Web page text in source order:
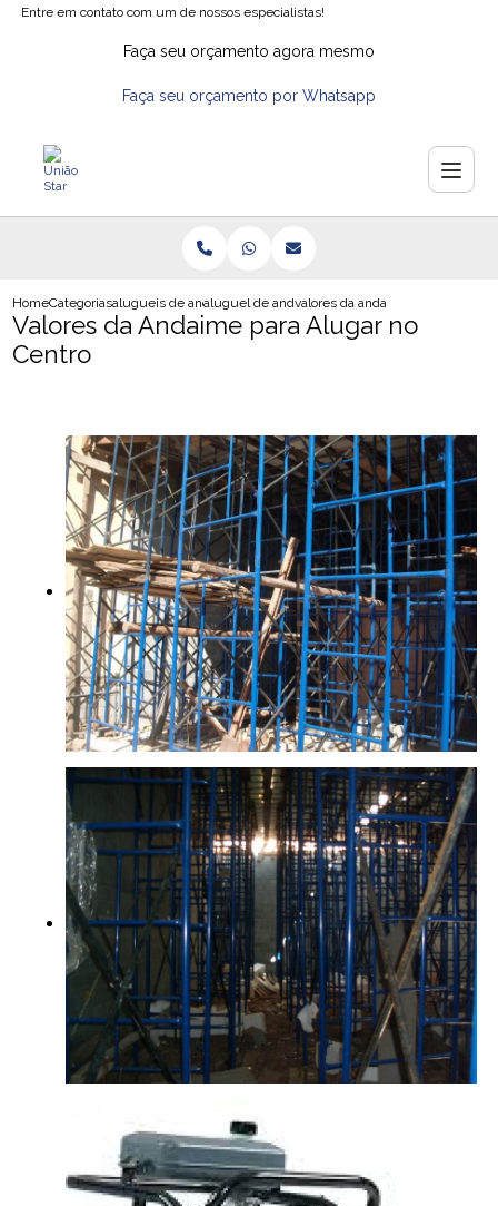
Entre em contato com um de nossos especialistas!
Faça seu orçamento agora mesmo
Faça seu orçamento por Whatsapp
HomeCategoriasalugueis de andaimesaluguel de andaimes na zona oeste
valores da andaime para alugar
Valores da Andaime para Alugar no
Centro